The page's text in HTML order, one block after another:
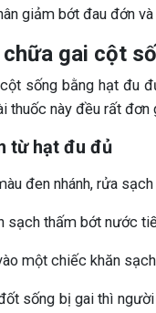
giảm bớt đau đớn
gai cột
sống bằng hạt đu
thuốc này đều rất
từ hạt đu đủ
đen nhánh, rửa
sạch thấm bớt nước
một chiếc khăn
sống bị gai thì